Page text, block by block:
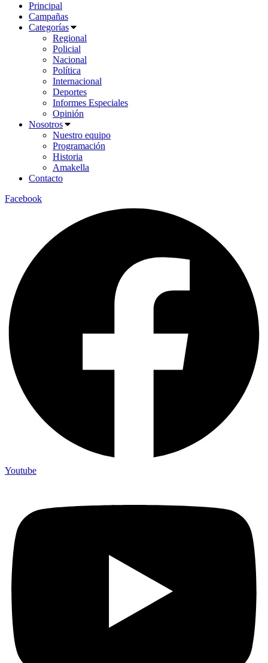
Principal
Campañas
Categorías
Regional
Policial
Nacional
Política
Internacional
Deportes
Informes Especiales
Opinión
Nosotros
Nuestro equipo
Programación
Historia
Amakella
Contacto
Facebook
Youtube